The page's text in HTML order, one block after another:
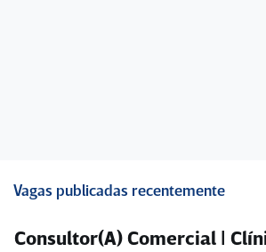
Vagas publicadas recentemente
Consultor(A) Comercial |